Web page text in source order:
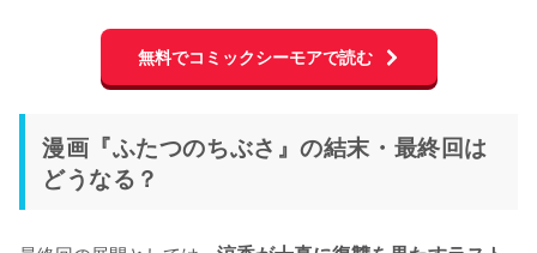
無料でコミックシーモアで読む
漫画『ふたつのちぶさ』の結末・最終回は
どうなる？